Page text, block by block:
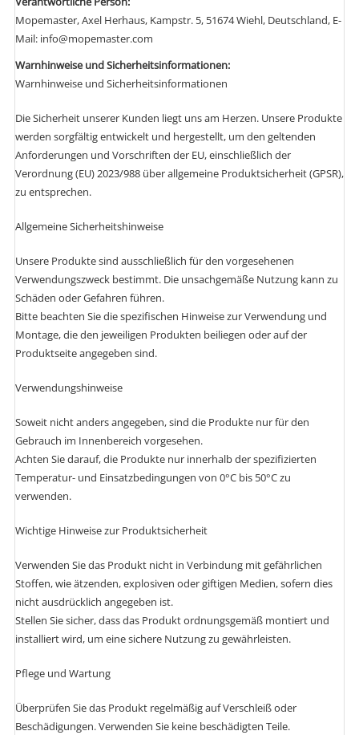
Mopemaster, Axel Herhaus, Kampstr. 5, 51674 Wiehl, Deutschland, E-
Mail: info@mopemaster.com
Warnhinweise und Sicherheitsinformationen:
Warnhinweise und Sicherheitsinformationen
Die Sicherheit unserer Kunden liegt uns am Herzen. Unsere Produkte
werden sorgfältig entwickelt und hergestellt, um den geltenden
Anforderungen und Vorschriften der EU, einschließlich der
Verordnung (EU) 2023/988 über allgemeine Produktsicherheit (GPSR),
zu entsprechen.
Allgemeine Sicherheitshinweise
Unsere Produkte sind ausschließlich für den vorgesehenen
Verwendungszweck bestimmt. Die unsachgemäße Nutzung kann zu
Schäden oder Gefahren führen.
Bitte beachten Sie die spezifischen Hinweise zur Verwendung und
Montage, die den jeweiligen Produkten beiliegen oder auf der
Produktseite angegeben sind.
Verwendungshinweise
Soweit nicht anders angegeben, sind die Produkte nur für den
Gebrauch im Innenbereich vorgesehen.
Achten Sie darauf, die Produkte nur innerhalb der spezifizierten
Temperatur- und Einsatzbedingungen von 0°C bis 50°C zu
verwenden.
Wichtige Hinweise zur Produktsicherheit
Verwenden Sie das Produkt nicht in Verbindung mit gefährlichen
Stoffen, wie ätzenden, explosiven oder giftigen Medien, sofern dies
nicht ausdrücklich angegeben ist.
Stellen Sie sicher, dass das Produkt ordnungsgemäß montiert und
installiert wird, um eine sichere Nutzung zu gewährleisten.
Pflege und Wartung
Überprüfen Sie das Produkt regelmäßig auf Verschleiß oder
Beschädigungen. Verwenden Sie keine beschädigten Teile.